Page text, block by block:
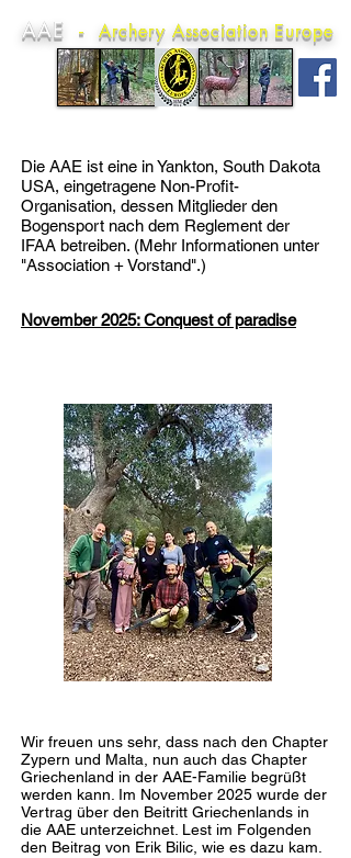
AAE -Archery Association Europe
Die AAE ist eine in Yankton, South Dakota
USA, eingetragene Non-Profit-
Organisation, dessen Mitglieder den
Bogensport nach dem Reglement der
IFAA betreiben. (Mehr Informationen unter
"Association + Vorstand".)
November 2025: Conquest of paradise
Wir freuen uns sehr, dass nach den Chapter
Zypern und Malta, nun auch das Chapter
Griechenland in der AAE-Familie begrüßt
werden kann. Im November 2025 wurde der
Vertrag über den Beitritt Griechenlands in
die AAE unterzeichnet. Lest im Folgenden
den Beitrag von Erik Bilic, wie es dazu kam.